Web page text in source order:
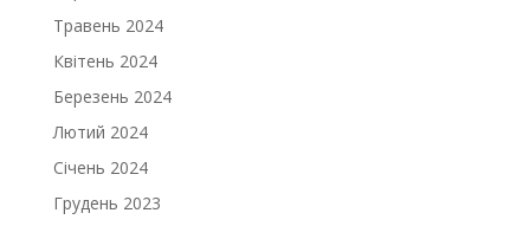
Травень 2024
Квітень 2024
Березень 2024
Лютий 2024
Січень 2024
Грудень 2023